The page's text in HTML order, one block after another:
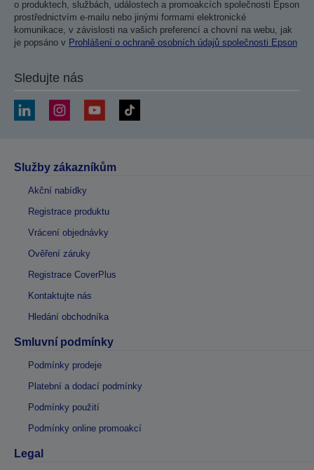
o produktech, službách, událostech a promoakcích společnosti Epson
prostřednictvím e-mailu nebo jinými formami elektronické
komunikace, v závislosti na vašich preferencí a chovní na webu, jak
je popsáno v Prohlášení o ochraně osobních údajů společnosti Epson
Sledujte nás
Služby zákazníkům
Akční nabídky
Registrace produktu
Vrácení objednávky
Ověření záruky
Registrace CoverPlus
Kontaktujte nás
Hledání obchodníka
Smluvní podmínky
Podmínky prodeje
Platební a dodací podmínky
Podmínky použití
Podmínky online promoakcí
Legal